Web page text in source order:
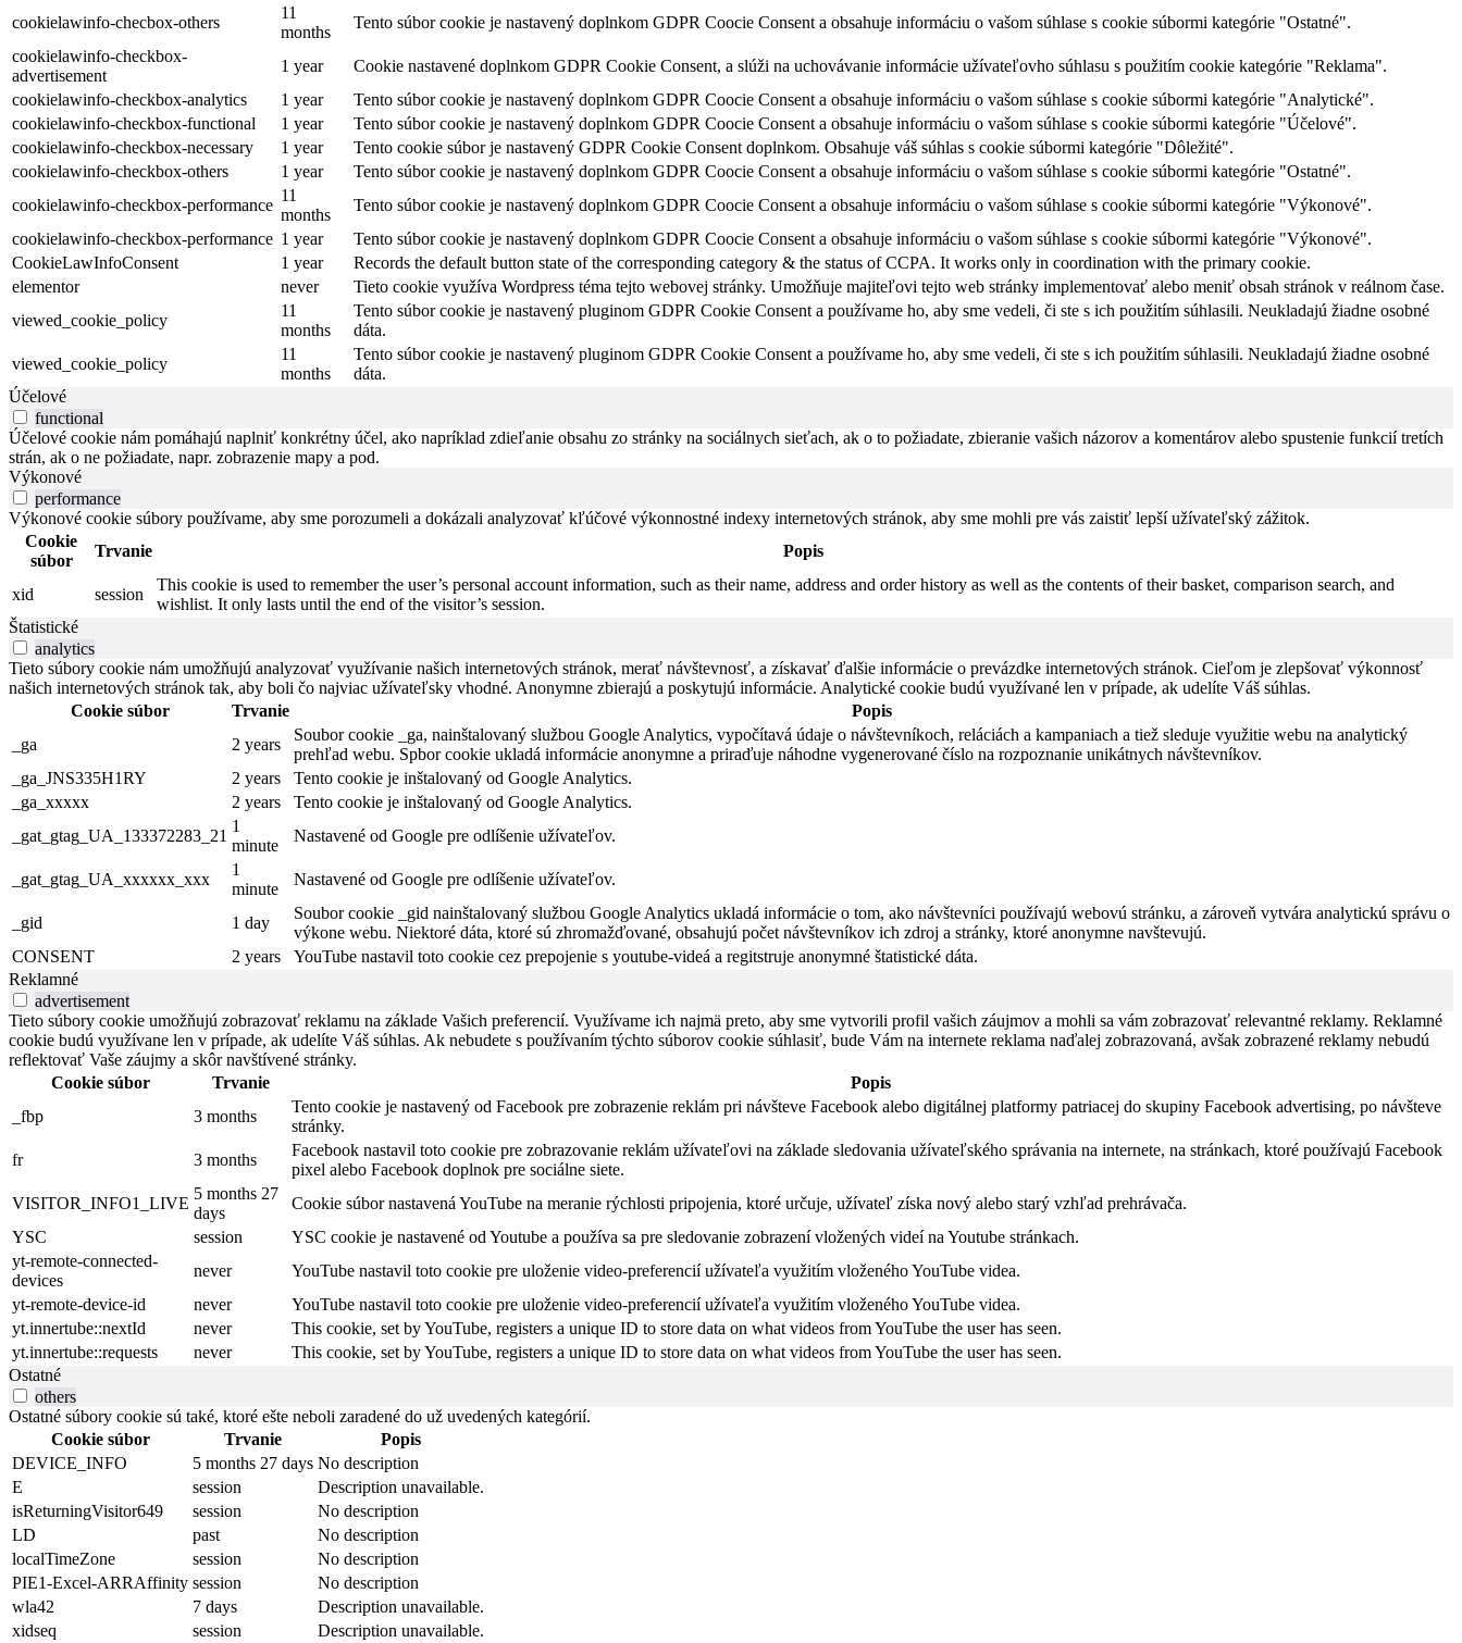
cookielawinfo-checbox-others
11
months
Tento súbor cookie je nastavený doplnkom GDPR Coocie Consent a obsahuje informáciu o vašom súhlase s cookie súbormi kategórie "Ostatné".
cookielawinfo-checkbox-
advertisement
1 year
Cookie nastavené doplnkom GDPR Cookie Consent, a slúži na uchovávanie informácie užívateľovho súhlasu s použitím cookie kategórie "Reklama".
cookielawinfo-checkbox-analytics
1 year
Tento súbor cookie je nastavený doplnkom GDPR Coocie Consent a obsahuje informáciu o vašom súhlase s cookie súbormi kategórie "Analytické".
cookielawinfo-checkbox-functional
1 year
Tento súbor cookie je nastavený doplnkom GDPR Coocie Consent a obsahuje informáciu o vašom súhlase s cookie súbormi kategórie "Účelové".
cookielawinfo-checkbox-necessary
1 year
Tento cookie súbor je nastavený GDPR Cookie Consent doplnkom. Obsahuje váš súhlas s cookie súbormi kategórie "Dôležité".
cookielawinfo-checkbox-others
1 year
Tento súbor cookie je nastavený doplnkom GDPR Coocie Consent a obsahuje informáciu o vašom súhlase s cookie súbormi kategórie "Ostatné".
cookielawinfo-checkbox-performance
11
months
Tento súbor cookie je nastavený doplnkom GDPR Coocie Consent a obsahuje informáciu o vašom súhlase s cookie súbormi kategórie "Výkonové".
cookielawinfo-checkbox-performance 1 year
Tento súbor cookie je nastavený doplnkom GDPR Coocie Consent a obsahuje informáciu o vašom súhlase s cookie súbormi kategórie "Výkonové".
CookieLawInfoConsent
1 year
Records the default button state of the corresponding category & the status of CCPA. It works only in coordination with the primary cookie.
elementor
never
Tieto cookie využíva Wordpress téma tejto webovej stránky. Umožňuje majiteľovi tejto web stránky implementovať alebo meniť obsah stránok v reálnom čase.
viewed_cookie_policy
11
months
Tento súbor cookie je nastavený pluginom GDPR Cookie Consent a používame ho, aby sme vedeli, či ste s ich použitím súhlasili. Neukladajú žiadne osobné
dáta.
viewed_cookie_policy
11
months
Tento súbor cookie je nastavený pluginom GDPR Cookie Consent a používame ho, aby sme vedeli, či ste s ich použitím súhlasili. Neukladajú žiadne osobné
dáta.
Účelové
functional
Účelové cookie nám pomáhajú naplniť konkrétny účel, ako napríklad zdieľanie obsahu zo stránky na sociálnych sieťach, ak o to požiadate, zbieranie vašich názorov a komentárov alebo spustenie funkcií tretích
strán, ak o ne požiadate, napr. zobrazenie mapy a pod.
Výkonové
performance
Výkonové cookie súbory používame, aby sme porozumeli a dokázali analyzovať kľúčové výkonnostné indexy internetových stránok, aby sme mohli pre vás zaistiť lepší užívateľský zážitok.
Cookie
súbor
Trvanie Popis
xid session
This cookie is used to remember the user’s personal account information, such as their name, address and order history as well as the contents of their basket, comparison search, and
wishlist. It only lasts until the end of the visitor’s session.
Štatistické
analytics
Tieto súbory cookie nám umožňujú analyzovať využívanie našich internetových stránok, merať návštevnosť, a získavať ďalšie informácie o prevázdke internetových stránok. Cieľom je zlepšovať výkonnosť
našich internetových stránok tak, aby boli čo najviac užívateľsky vhodné. Anonymne zbierajú a poskytujú informácie. Analytické cookie budú využívané len v prípade, ak udelíte Váš súhlas.
Cookie súbor
Trvanie
Popis
_ga
2 years
Soubor cookie _ga, nainštalovaný službou Google Analytics, vypočítavá údaje o návštevníkoch, reláciách a kampaniach a tiež sleduje využitie webu na analytický
prehľad webu. Spbor cookie ukladá informácie anonymne a priraďuje náhodne vygenerované číslo na rozpoznanie unikátnych návštevníkov.
_ga_JNS335H1RY
2 years
Tento cookie je inštalovaný od Google Analytics.
_ga_xxxxx
2 years
Tento cookie je inštalovaný od Google Analytics.
_gat_gtag_UA_133372283_21
1
minute
Nastavené od Google pre odlíšenie užívateľov.
_gat_gtag_UA_xxxxxx_xxx
1
minute
Nastavené od Google pre odlíšenie užívateľov.
_gid 1 day
Soubor cookie _gid nainštalovaný službou Google Analytics ukladá informácie o tom, ako návštevníci používajú webovú stránku, a zároveň vytvára analytickú správu o
výkone webu. Niektoré dáta, ktoré sú zhromažďované, obsahujú počet návštevníkov ich zdroj a stránky, ktoré anonymne navštevujú.
CONSENT
2 years
YouTube nastavil toto cookie cez prepojenie s youtube-videá a regitstruje anonymné štatistické dáta.
Reklamné
advertisement
Tieto súbory cookie umožňujú zobrazovať reklamu na základe Vašich preferencií. Využívame ich najmä preto, aby sme vytvorili profil vašich záujmov a mohli sa vám zobrazovať relevantné reklamy. Reklamné
cookie budú využívane len v prípade, ak udelíte Váš súhlas. Ak nebudete s používaním týchto súborov cookie súhlasiť, bude Vám na internete reklama naďalej zobrazovaná, avšak zobrazené reklamy nebudú
reflektovať Vaše záujmy a skôr navštívené stránky.
Cookie súbor
Trvanie
Popis
_fbp
3 months
Tento cookie je nastavený od Facebook pre zobrazenie reklám pri návšteve Facebook alebo digitálnej platformy patriacej do skupiny Facebook advertising, po návšteve
stránky.
fr
3 months
Facebook nastavil toto cookie pre zobrazovanie reklám užívateľovi na základe sledovania užívateľského správania na internete, na stránkach, ktoré používajú Facebook
pixel alebo Facebook doplnok pre sociálne siete.
VISITOR_INFO1_LIVE
5 months 27
days
Cookie súbor nastavená YouTube na meranie rýchlosti pripojenia, ktoré určuje, užívateľ získa nový alebo starý vzhľad prehrávača.
YSC
session
YSC cookie je nastavené od Youtube a používa sa pre sledovanie zobrazení vložených videí na Youtube stránkach.
yt-remote-connected-
devices
never
YouTube nastavil toto cookie pre uloženie video-preferencií užívateľa využitím vloženého YouTube videa.
yt-remote-device-id
never
YouTube nastavil toto cookie pre uloženie video-preferencií užívateľa využitím vloženého YouTube videa.
yt.innertube::nextId
never
This cookie, set by YouTube, registers a unique ID to store data on what videos from YouTube the user has seen.
yt.innertube::requests
never
This cookie, set by YouTube, registers a unique ID to store data on what videos from YouTube the user has seen.
Ostatné
others
Ostatné súbory cookie sú také, ktoré ešte neboli zaradené do už uvedených kategórií.
Cookie súbor
Trvanie
Popis
DEVICE_INFO
5 months 27 days No description
E
session
Description unavailable.
isReturningVisitor649
session
No description
LD
past
No description
localTimeZone
session
No description
PIE1-Excel-ARRAffinity session
No description
wla42
7 days
Description unavailable.
xidseq
session Description unavailable.